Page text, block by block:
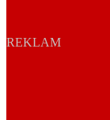
REKLAM